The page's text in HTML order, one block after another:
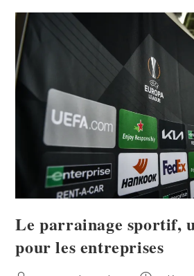
Le parrainage sportif,
pour les entreprises